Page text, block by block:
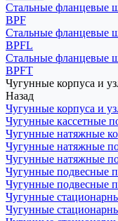
Стальные фланцевые
BPF
Стальные фланцевые
BPFL
Стальные фланцевые
BPFT
Чугунные корпуса и
Назад
Чугунные корпуса и
Чугунные кассетные
Чугунные натяжные
Чугунные натяжные
Чугунные натяжные
Чугунные подвесные
Чугунные подвесные
Чугунные
Чугунные